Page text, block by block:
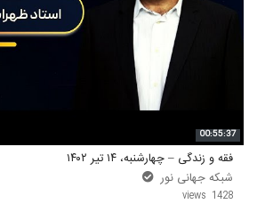
00:55:37
فقه و زندگی – چهارشنبه، ۱۴ تیر ۱۴۰۲
شبکه جهانی نور
1428 views